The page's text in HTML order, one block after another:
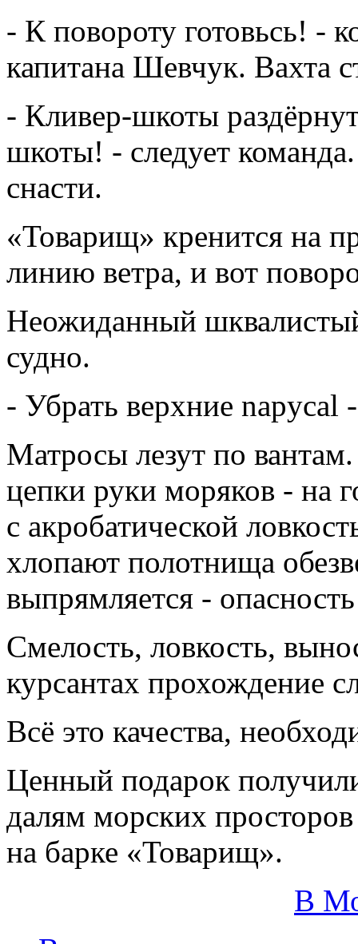
- К повороту готовьсь! -
капитана Шевчук. Вахта
- Кливер-шкоты
шкоты! - следует
снасти.
«Товарищ» кренится на
линию ветра, и вот
Неожиданный
судно.
- Убрать верхние napycal
Матросы лезут по
цепки руки моряков - на
с акробатической
хлопают полотнища
выпрямляется -
Смелость, ловкость,
курсантах прохождение
Всё это качества,
Ценный подарок
далям морских
на барке «Товарищ».
В